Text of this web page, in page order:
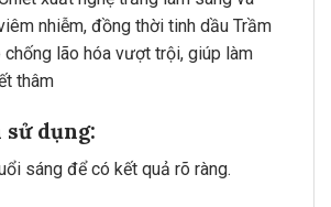
nhiễm, đồng thời tinh dầu Trầm
chống lão hóa vượt trội, giúp làm
thâm
sử dụng:
sáng để có kết quả rõ ràng.